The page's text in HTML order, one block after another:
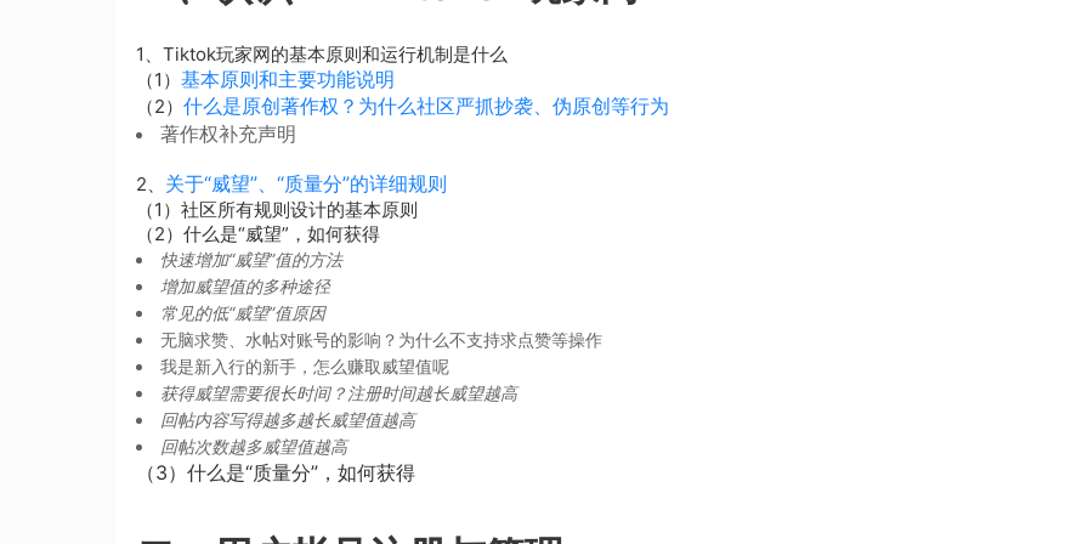
1、Tiktok玩家网的基本原则和运行机制是什么
（1） 基本原则和主要功能说明
（2） 什么是原创著作权？为什么社区严抓抄袭、伪原创等行为
著作权补充声明
2、 关于“威望”、“质量分”的详细规则
（1）社区所有规则设计的基本原则
（2）什么是“威望”，如何获得
快速增加“威望”值的方法
增加威望值的多种途径
常见的低“威望”值原因
无脑求赞、水帖对账号的影响？为什么不支持求点赞等操作
我是新入行的新手，怎么赚取威望值呢
获得威望需要很长时间？注册时间越长威望越高
回帖内容写得越多越长威望值越高
回帖次数越多威望值越高
（3）什么是“质量分”，如何获得